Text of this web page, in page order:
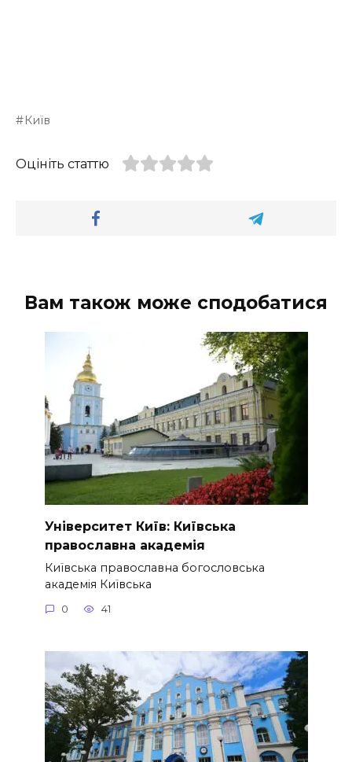
Київ
Оцініть статтю
Вам також може сподобатися
Університет Київ: Київська
православна академія
Київська православна богословська
академія Київська
0 41